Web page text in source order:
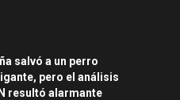
salvó a un perro
pero el análisis
resultó alarmante